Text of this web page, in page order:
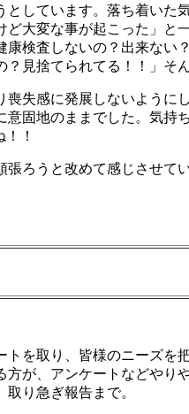
しています。落ち着いた
大変な事が起こった」と
検査しないの？出来ない
見捨てられてる！！」そ
失感に発展しないように
固地のままでした。気持
！
ろうと改めて感じさせて
を取り、皆様のニーズを
が、アンケートなどやり
り急ぎ報告まで。